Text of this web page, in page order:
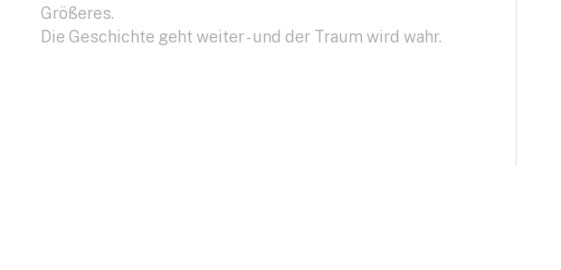
Größeres.
Die Geschichte geht weiter - und der Traum wird wahr.